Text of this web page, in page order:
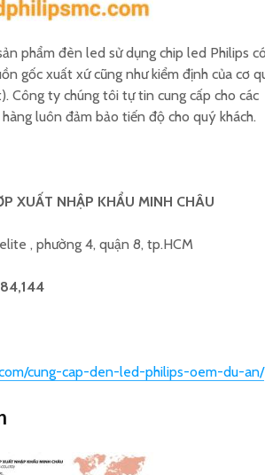
phẩm đèn led sử dụng chip led Philips
gốc xuất xứ cũng như kiểm định của cơ
Công ty chúng tôi tự tin cung cấp cho các
luôn đảm bảo tiến độ cho quý khách.
XUẤT NHẬP KHẨU MINH CHÂU
, phường 4, quận 8, tp.HCM
cung-cap-den-led-philips-oem-du-an/
Tìm nơi sản xuất đèn